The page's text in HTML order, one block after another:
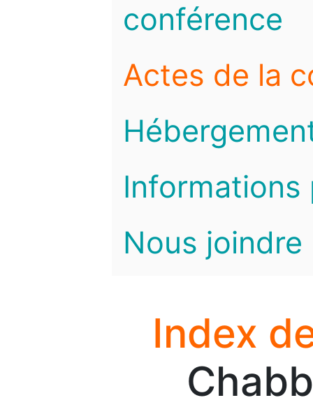
conférence
Actes de la
Informations
Nous joindre
Index